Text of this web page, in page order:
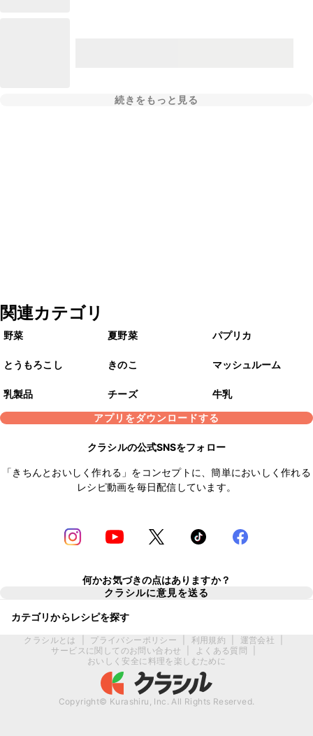
続きをもっと見る
関連カテゴリ
野菜 夏野菜 パプリカ
とうもろこし きのこ マッシュルーム
乳製品 チーズ
牛乳
アプリをダウンロードする
クラシルの公式SNSをフォロー
「きちんとおいしく作れる」をコンセプトに、簡単においしく作れる
レシピ動画を毎日配信しています。
何かお気づきの点はありますか？
クラシルに意見を送る
カテゴリからレシピを探す
クラシルとは プライバシーポリシー 利用規約 運営会社
サービスに関してのお問い合わせ
よくある質問
おいしく安全に料理を楽しむために
Copyright© Kurashiru, Inc. All Rights Reserved.